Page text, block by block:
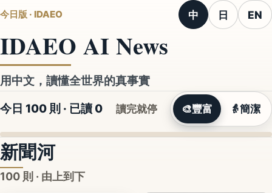
今日版 · IDAEO 中 日 EN
IDAEO AI News
用中文，讀懂全世界的真事實
今日 100 則 · 已讀 0 讀完就停 🎨豐富 👵簡潔
新聞河
100 則 · 由上到下